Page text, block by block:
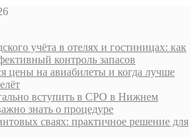
учёта в отелях и гостиницах: как
контроль запасов
цены на авиабилеты и когда лучше
вступить в СРО в Нижнем
знать о процедуре
сваях: практичное решение для